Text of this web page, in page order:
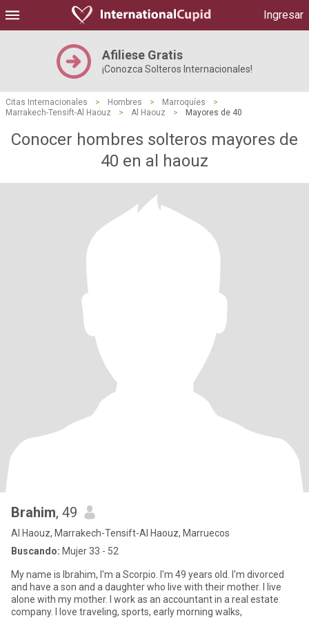
Ingresar
Afiliese Gratis
¡Conozca Solteros Internacionales!
Citas Internacionales > Hombres > Marroquíes
>
Marrakech-Tensift-Al Haouz
> Al Haouz > Mayores de 40
Conocer hombres solteros mayores de
40 en al haouz
Brahim, 49
Al Haouz, Marrakech-Tensift-Al Haouz, Marruecos
Buscando: Mujer 33 - 52
My name is Ibrahim, I'm a Scorpio. I'm 49 years old. I'm divorced
and have a son and a daughter who live with their mother. I live
alone with my mother. I work as an accountant in a real estate
company. I love traveling, sports, early morning walks,